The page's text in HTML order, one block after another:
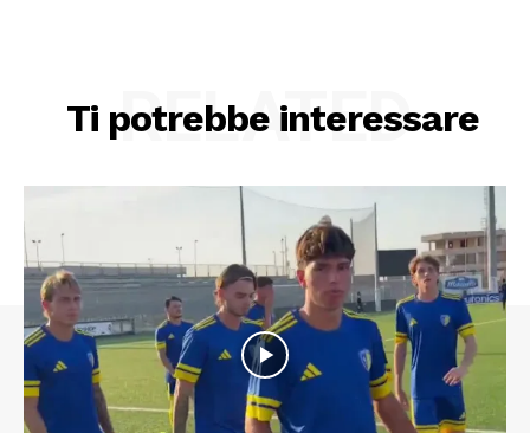
Ti potrebbe interessare
RELATED